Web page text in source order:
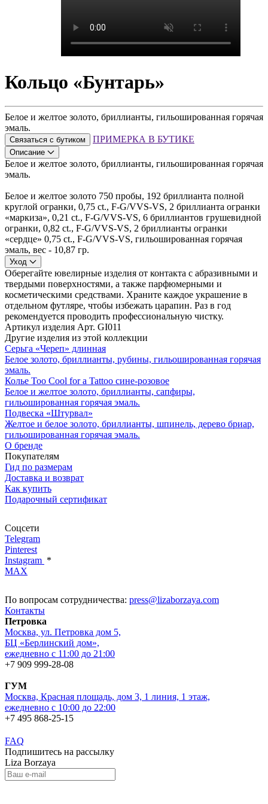
Кольцо «Бунтарь»
Белое и желтое золото, бриллианты, гильошированная горячая
эмаль.
Связаться с бутиком ПРИМЕРКА В БУТИКЕ
Описание
Белое и желтое золото, бриллианты, гильошированная горячая
эмаль.
Белое и желтое золото 750 пробы, 192 бриллианта полной
круглой огранки, 0,75 ct., F-G/VVS-VS, 2 бриллианта огранки
«маркиза», 0,21 ct., F-G/VVS-VS, 6 бриллиантов грушевидной
огранки, 0,82 ct., F-G/VVS-VS, 2 бриллианты огранки
«сердце» 0,75 ct., F-G/VVS-VS, гильошированная горячая
эмаль, вес - 10,87 гр.
Уход
Оберегайте ювелирные изделия от контакта с абразивными и
твердыми поверхностями, а также парфюмерными и
косметическими средствами. Храните каждое украшение в
отдельном футляре, чтобы избежать царапин. Раз в год
рекомендуется проводить профессиональную чистку.
Артикул изделия Арт. GI011
Другие изделия из этой коллекции
Cерьга «Череп» длинная
Белое золото, бриллианты, рубины, гильошированная горячая
эмаль.
Колье Too Сool for a Tattoo сине-розовое
Белое и желтое золото, бриллианты, сапфиры,
гильошированная горячая эмаль.
Подвеска «Штурвал»
Желтое и белое золото, бриллианты, шпинель, дерево бриар,
гильошированная горячая эмаль.
О бренде
Покупателям
Гид по размерам
Доставка и возврат
Как купить
Подарочный сертификат
Соцсети
Telegram
Pinterest
Instagram *
MAX
По вопросам сотрудничества: press@lizaborzaya.com
Контакты
Петровка
Москва, ул. Петровка дом 5,
БЦ «Берлинский дом»,
ежедневно с 11:00 до 21:00
+7 909 999-28-08
ГУМ
Москва, Красная площадь, дом 3, 1 линия, 1 этаж,
ежедневно с 10:00 до 22:00
+7 495 868-25-15
FAQ
Подпишитесь на рассылку
Liza Borzaya